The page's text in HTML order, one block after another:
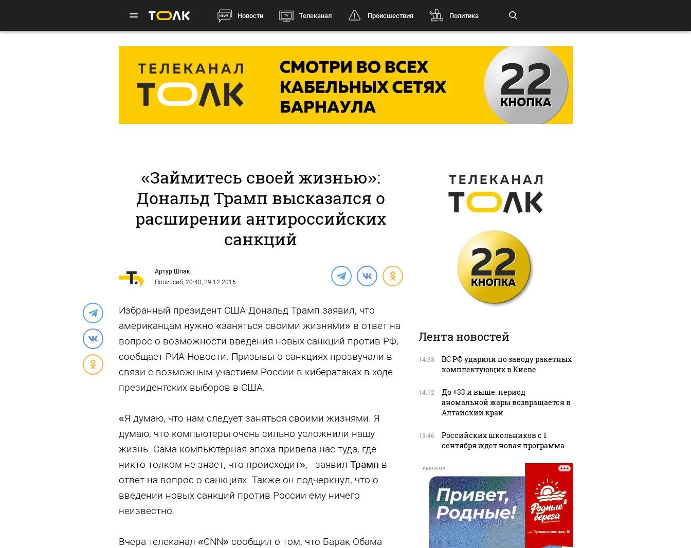
Новости Телеканал Происшествия Политика
«Займитесь своей жизнью»:
Дональд Трамп высказался о
расширении антироссийских
санкций
Артур Шпак
Политсиб, 20:40, 29.12.2016
Избранный президент США Дональд Трамп заявил, что
американцам нужно «заняться своими жизнями» в ответ на
вопрос о возможности введения новых санкций против РФ,
сообщает РИА Новости. Призывы о санкциях прозвучали в
связи с возможным участием России в кибератаках в ходе
президентских выборов в США.
«Я думаю, что нам следует заняться своими жизнями. Я
думаю, что компьютеры очень сильно усложнили нашу
жизнь. Сама компьютерная эпоха привела нас туда, где
никто толком не знает, что происходит», - заявил Трамп в
ответ на вопрос о санкциях. Также он подчеркнул, что о
введении новых санкций против России ему ничего
неизвестно.
Вчера телеканал «CNN» сообщил о том, что Барак Обама
Лента новостей
14:38
ВС РФ ударили по заводу ракетных
комплектующих в Киеве
14:12
До +33 и выше: период
аномальной жары возвращается в
Алтайский край
13:46
Российских школьников с 1
сентября ждет новая программа
РЕКЛАМА